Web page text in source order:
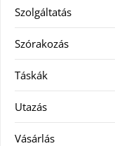
Szolgáltatás
Szórakozás
Táskák
Utazás
Vásárlás